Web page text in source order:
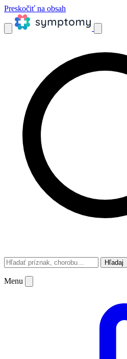
Preskočiť na obsah
Hľadaj
Menu